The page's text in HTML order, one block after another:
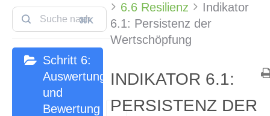
⌘K
Schritt 6:
Auswertung
und
Bewertung
6.6 Resilienz
Indikator
6.1: Persistenz der
Wertschöpfung
INDIKATOR 6.1:
PERSISTENZ DER